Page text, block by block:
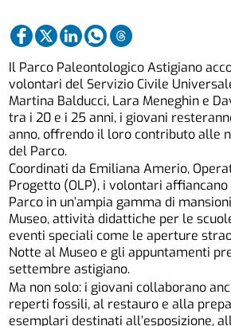
Il Parco Paleontologico Astigiano
volontari del Servizio Civile
Martina Balducci, Lara Meneghin e
tra i 20 e i 25 anni, i giovani
anno, offrendo il loro contributo alle
del Parco.
Coordinati da Emiliana Amerio,
Progetto (OLP), i volontari
Parco in un’ampia gamma di
Museo, attività didattiche per le
eventi speciali come le aperture
Notte al Museo e gli appuntamenti
settembre astigiano.
Ma non solo: i giovani collaborano
reperti fossili, al restauro e alla
esemplari destinati all’esposizione,